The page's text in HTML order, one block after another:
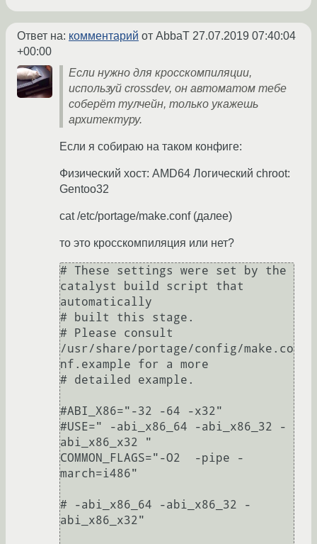
Ответ на: комментарий от AbbaT 27.07.2019 07:40:04
+00:00
Если нужно для кросскомпиляции,
используй crossdev, он автоматом тебе
соберёт тулчейн, только укажешь
архитектуру.
Если я собираю на таком конфиге:
Физический хост: AMD64 Логический chroot:
Gentoo32
cat /etc/portage/make.conf (далее)
то это кросскомпиляция или нет?
# These settings were set by the
catalyst build script that
automatically
# built this stage.
# Please consult
/usr/share/portage/config/make.co
nf.example for a more
# detailed example.
#ABI_X86="-32 -64 -x32"
#USE=" -abi_x86_64 -abi_x86_32 -
abi_x86_x32 "
COMMON_FLAGS="-O2  -pipe -
march=i486"
# -abi_x86_64 -abi_x86_32 -
abi_x86_x32"